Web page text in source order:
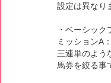
設定は異なり
・ベーシック
ミッションA
三連単のよう
馬券を絞る事